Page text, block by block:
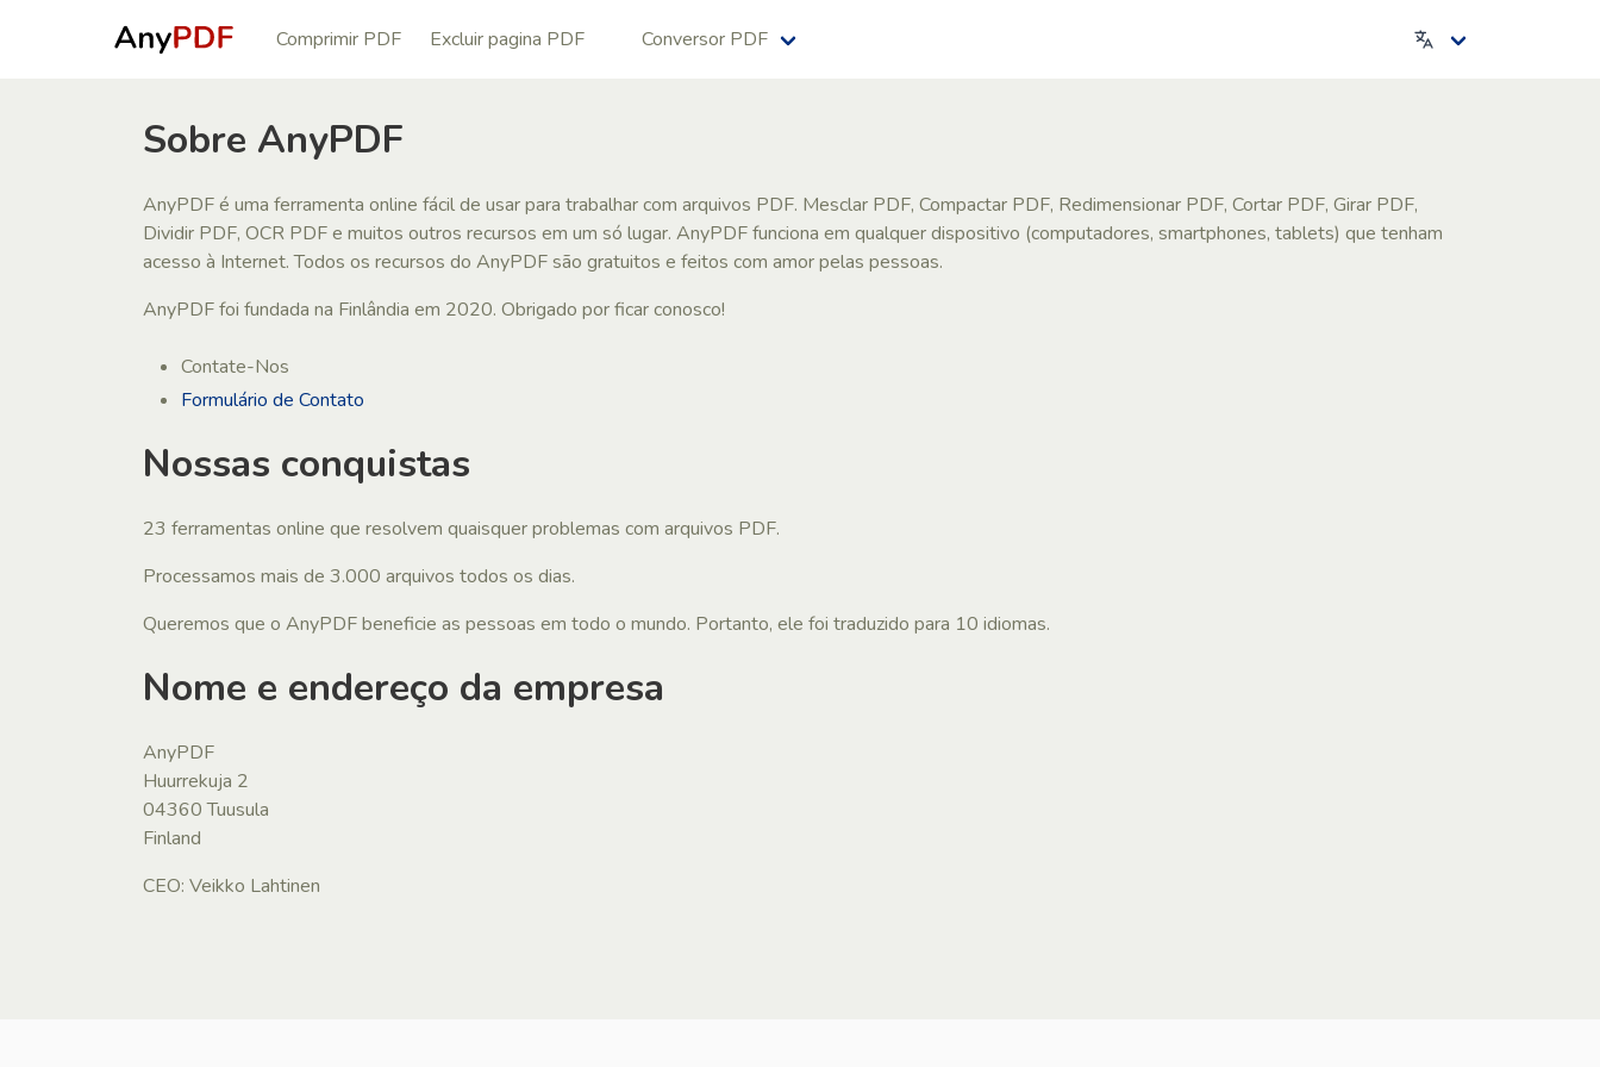
Comprimir PDF Excluir pagina PDF Conversor PDF
Sobre AnyPDF
AnyPDF é uma ferramenta online fácil de usar para trabalhar com arquivos PDF. Mesclar PDF, Compactar PDF, Redimensionar PDF, Cortar PDF, Girar PDF,
Dividir PDF, OCR PDF e muitos outros recursos em um só lugar. AnyPDF funciona em qualquer dispositivo (computadores, smartphones, tablets) que tenham
acesso à Internet. Todos os recursos do AnyPDF são gratuitos e feitos com amor pelas pessoas.
AnyPDF foi fundada na Finlândia em 2020. Obrigado por ficar conosco!
Contate-Nos
Formulário de Contato
Nossas conquistas
23 ferramentas online que resolvem quaisquer problemas com arquivos PDF.
Processamos mais de 3.000 arquivos todos os dias.
Queremos que o AnyPDF beneficie as pessoas em todo o mundo. Portanto, ele foi traduzido para 10 idiomas.
Nome e endereço da empresa
AnyPDF
Huurrekuja 2
04360 Tuusula
Finland
CEO: Veikko Lahtinen